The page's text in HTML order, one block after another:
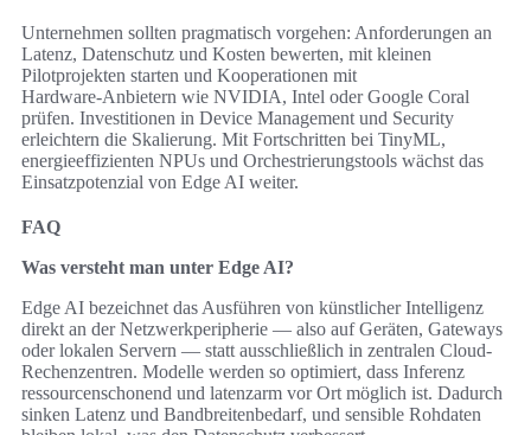
Unternehmen sollten pragmatisch vorgehen: Anforderungen an
Latenz, Datenschutz und Kosten bewerten, mit kleinen
Pilotprojekten starten und Kooperationen mit
Hardware‑Anbietern wie NVIDIA, Intel oder Google Coral
prüfen. Investitionen in Device Management und Security
erleichtern die Skalierung. Mit Fortschritten bei TinyML,
energieeffizienten NPUs und Orchestrierungstools wächst das
Einsatzpotenzial von Edge AI weiter.
FAQ
Was versteht man unter Edge AI?
Edge AI bezeichnet das Ausführen von künstlicher Intelligenz
direkt an der Netzwerkperipherie — also auf Geräten, Gateways
oder lokalen Servern — statt ausschließlich in zentralen Cloud-
Rechenzentren. Modelle werden so optimiert, dass Inferenz
ressourcenschonend und latenzarm vor Ort möglich ist. Dadurch
sinken Latenz und Bandbreitenbedarf, und sensible Rohdaten